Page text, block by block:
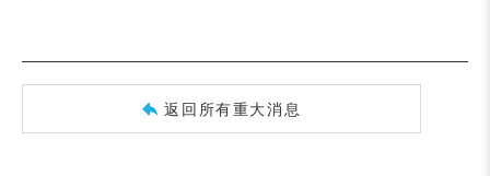
返回所有重大消息